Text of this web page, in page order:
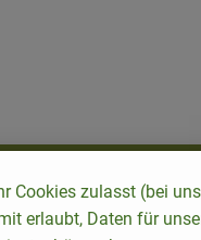
Cookies zulasst (bei uns
erlaubt, Daten für